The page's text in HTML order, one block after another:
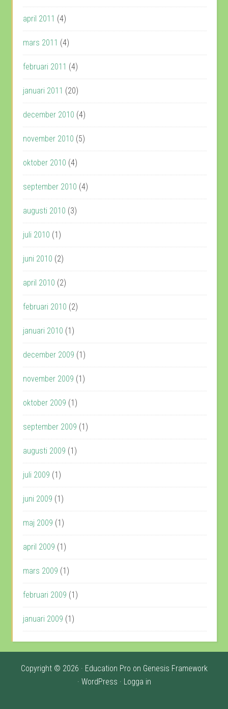
april 2011 (4)
mars 2011 (4)
februari 2011 (4)
januari 2011 (20)
december 2010 (4)
november 2010 (5)
oktober 2010 (4)
september 2010 (4)
augusti 2010 (3)
juli 2010 (1)
juni 2010 (2)
april 2010 (2)
februari 2010 (2)
januari 2010 (1)
december 2009 (1)
november 2009 (1)
oktober 2009 (1)
september 2009 (1)
augusti 2009 (1)
juli 2009 (1)
juni 2009 (1)
maj 2009 (1)
april 2009 (1)
mars 2009 (1)
februari 2009 (1)
januari 2009 (1)
Copyright © 2026 · Education Pro on Genesis Framework
· WordPress · Logga in